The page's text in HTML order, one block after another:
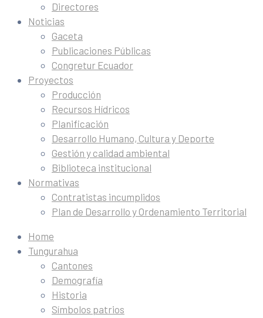
Directores
Noticias
Gaceta
Publicaciones Públicas
Congretur Ecuador
Proyectos
Producción
Recursos Hídricos
Planificación
Desarrollo Humano, Cultura y Deporte
Gestión y calidad ambiental
Biblioteca institucional
Normativas
Contratistas incumplidos
Plan de Desarrollo y Ordenamiento Territorial
Home
Tungurahua
Cantones
Demografía
Historia
Símbolos patrios